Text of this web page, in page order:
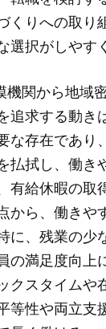
くりへの取
択がしやす
機関から地域
追求する動
な存在であり
払拭し、働
有給休暇の取
から、働き
に、残業の少
の満足度向
クスタイムや
等性や両立